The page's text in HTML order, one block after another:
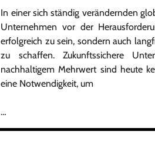
In einer sich ständig verändernden
Unternehmen vor der
erfolgreich zu sein, sondern auch
zu schaffen. Zukunftssichere
nachhaltigem Mehrwert sind heute
eine Notwendigkeit, um
…